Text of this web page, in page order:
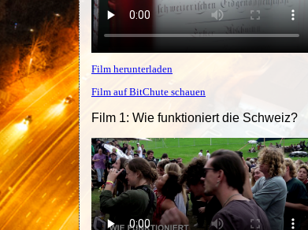
Film herunterladen
Film auf BitChute schauen
Film 1: Wie funktioniert die Schweiz?